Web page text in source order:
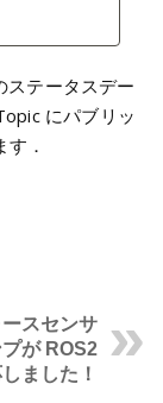
ステータスデー
にパブリッ
．
スセンサ
が ROS2
ました！